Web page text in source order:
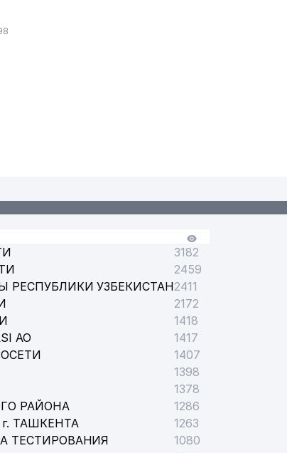
3182
2459
РЕСПУБЛИКИ УЗБЕКИСТАН2411
2172
1418
АО
1417
1407
1398
1378
РАЙОНА
1286
ТАШКЕНТА
1263
ТЕСТИРОВАНИЯ
1080